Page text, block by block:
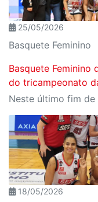
25/05/2026
Basquete Feminino
Basquete Feminino
do tricampeonato
18/05/2026